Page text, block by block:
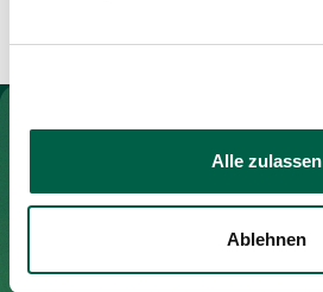
Alle zulassen
Ablehnen